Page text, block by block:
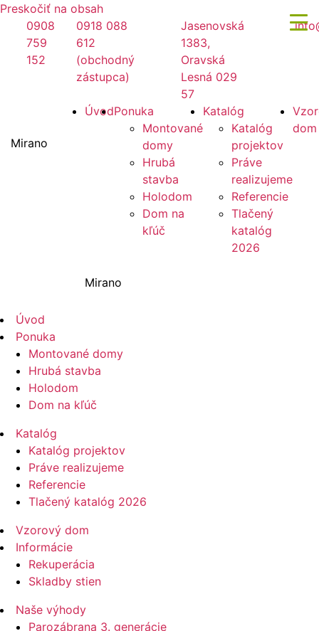
Preskočiť na obsah
0908
759
152
0918 088
612
(obchodný
zástupca)
Jasenovská
1383,
Oravská
Lesná 029
57
Mirano
ÚvodPonuka
Montované
domy
Hrubá
stavba
Holodom
Dom na
kľúč
Katalóg
Katalóg
projektov
Práve
realizujeme
Referencie
Tlačený
katalóg
2026
dom
Mirano
Úvod
Ponuka
Montované domy
Hrubá stavba
Holodom
Dom na kľúč
Katalóg
Katalóg projektov
Práve realizujeme
Referencie
Tlačený katalóg 2026
Vzorový dom
Informácie
Rekuperácia
Skladby stien
Naše výhody
Parozábrana 3. generácie